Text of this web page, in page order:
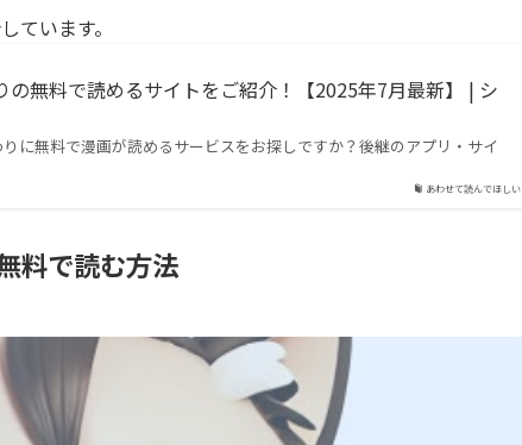
ています。
あわせて読んでほしい
の無料で読めるサイトをご紹介！【2025年7月最新】 | シ
に無料で漫画が読めるサービスをお探しですか？後継のアプリ・サイ
料で読む方法